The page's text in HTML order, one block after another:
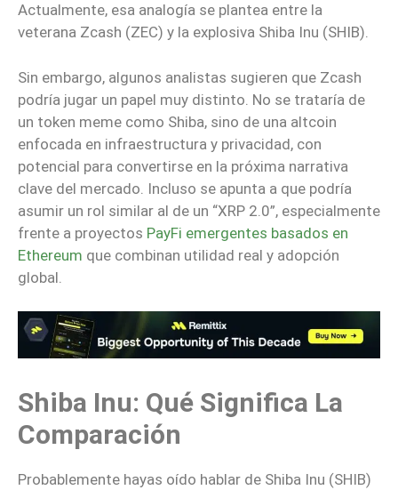
Actualmente, esa analogía se plantea entre la
veterana Zcash (ZEC) y la explosiva Shiba Inu (SHIB).
Sin embargo, algunos analistas sugieren que Zcash
podría jugar un papel muy distinto. No se trataría de
un token meme como Shiba, sino de una altcoin
enfocada en infraestructura y privacidad, con
potencial para convertirse en la próxima narrativa
clave del mercado. Incluso se apunta a que podría
asumir un rol similar al de un “XRP 2.0”, especialmente
frente a proyectos PayFi emergentes basados en
Ethereum que combinan utilidad real y adopción
global.
Shiba Inu: Qué Significa La
Comparación
Probablemente hayas oído hablar de Shiba Inu (SHIB)